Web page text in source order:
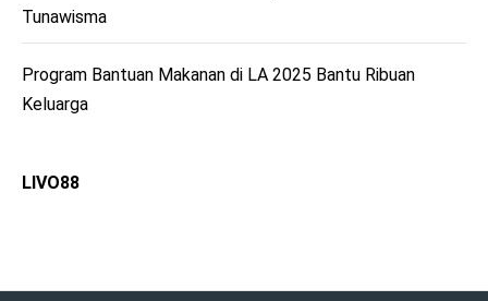
Tunawisma
Program Bantuan Makanan di LA 2025 Bantu Ribuan
Keluarga
LIVO88